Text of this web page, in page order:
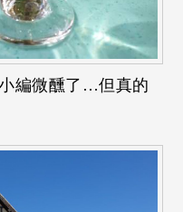
編微醺了…但真的